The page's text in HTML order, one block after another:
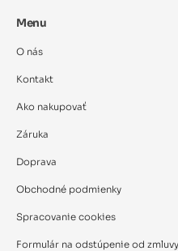
Menu
O nás
Kontakt
Ako nakupovať
Záruka
Doprava
Obchodné podmienky
Spracovanie cookies
Formulár na odstúpenie od zmluvy